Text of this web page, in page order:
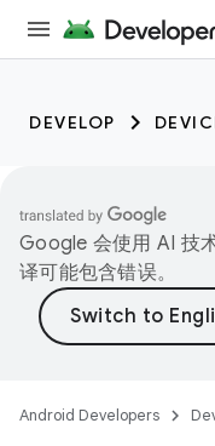
DEVELOP
Google 会使用 AI 技
译可能包含错误。
Android Developers